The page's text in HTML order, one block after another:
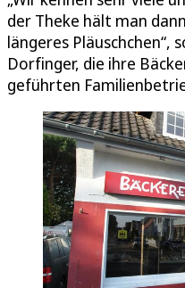
der Theke hält man
längeres Pläuschchen“,
Dorfinger, die ihre
geführten